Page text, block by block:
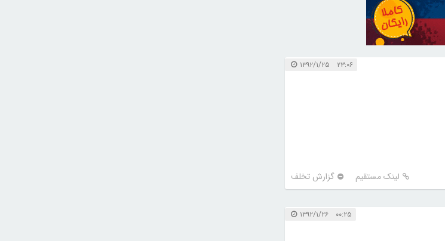
۲۳:۰۶ ۱۳۹۲/۱/۲۵
لینک مستقیم گزارش تخلف
۰۰:۲۵ ۱۳۹۲/۱/۲۶